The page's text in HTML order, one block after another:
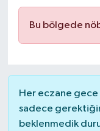
Bu bölgede
Her eczane gece
sadece
beklenmedik